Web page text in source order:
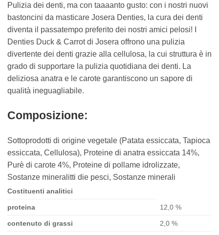
Pulizia dei denti, ma con taaaanto gusto: con i nostri nuovi
bastoncini da masticare Josera Denties, la cura dei denti
diventa il passatempo preferito dei nostri amici pelosi! I
Denties Duck & Carrot di Josera offrono una pulizia
divertente dei denti grazie alla cellulosa, la cui struttura è in
grado di supportare la pulizia quotidiana dei denti. La
deliziosa anatra e le carote garantiscono un sapore di
qualità ineguagliabile.
Composizione:
Sottoprodotti di origine vegetale (Patata essiccata, Tapioca
essiccata, Cellulosa), Proteine di anatra essiccata 14%,
Purè di carote 4%, Proteine di pollame idrolizzate,
Sostanze mineralitti die pesci, Sostanze minerali
Costituenti analitici
proteina 12,0 %
contenuto di grassi 2,0 %